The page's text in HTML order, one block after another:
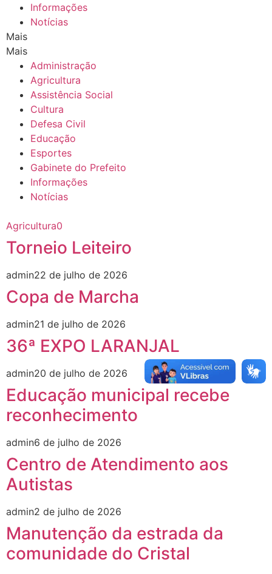
Informações
Notícias
Mais
Mais
Administração
Agricultura
Assistência Social
Cultura
Defesa Civil
Educação
Esportes
Gabinete do Prefeito
Informações
Notícias
Agricultura0
Torneio Leiteiro
admin22 de julho de 2026
Copa de Marcha
admin21 de julho de 2026
36ª EXPO LARANJAL
admin20 de julho de 2026
Educação municipal recebe
reconhecimento
admin6 de julho de 2026
Centro de Atendimento aos
Autistas
admin2 de julho de 2026
Manutenção da estrada da
comunidade do Cristal